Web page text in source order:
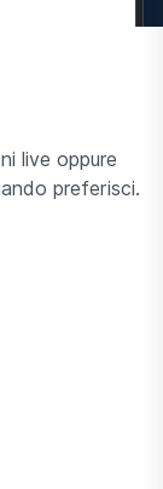
live oppure
preferisci.